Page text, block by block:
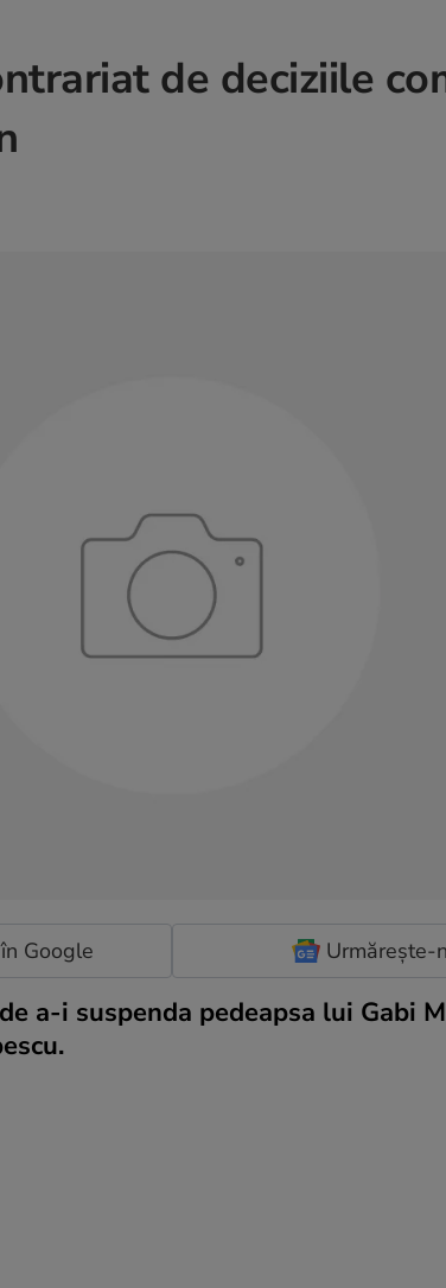
de deciziile
Google Urmărește-
a-i suspenda pedeapsa lui Gabi